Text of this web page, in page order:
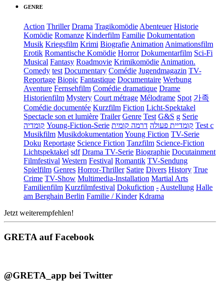
GENRE
Action Thriller Drama TragikomödieAbenteuer Historie
Komödie Romanze Kinderfilm Familie Dokumentation
Musik Kriegsfilm Krimi BiografieAnimationAnimationsfilm
Erotik Romantische Komödie Horror Dokumentarfilm Sci-Fi
Musical Fantasy Roadmovie KrimikomödieAnimation.
Comedy test Documentary Comédie Jugendmagazin TV-
Reportage Biopic Fantastique Documentaire Werbung
Aventure Fernsehfilm Comédie dramatique Drame
Historienfilm Mystery Court métrage Mélodrame Spot 가족
Comédie documentée Kurzfilm Fiction Licht-Spektakel
Spectacle son et lumière Trailer Genre Test G&S g Serie
קומדיה Young-Fiction-Serie קומדיית פעולה דרמה קומית
Test c
Musikfilm MusikdokumentationYoung Fiction TV-Serie
Doku Reportage Science Fiction Tanzfilm Science-Fiction
Lichtspektakel sdf Drama TV-Serie Biographie Docutainment
Filmfestival Western Festival Romantik TV-Sendung
Spielfilm Genres Horror-Thriller Satire Divers History True
Crime TV-Show Multimedia-Installation Martial Arts
Familienfilm Kurzfilmfestival Dokufiction -Austellung Halle
am Berghain Berlin Familie / Kinder Kdrama
Jetzt weiterempfehlen!
GRETA auf Facebook
@GRETA_app bei Twitter